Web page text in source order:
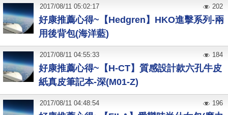
好康推薦心得~【Hedgren】HKO進擊系列-兩
用後背包(海洋藍)
2017/08/11 05:02:17 202
好康推薦心得~【H-CT】質感設計款六孔牛皮
紙真皮筆記本-深(M01-Z)
2017/08/11 04:55:33 184
2017/08/11 04:48:54 196